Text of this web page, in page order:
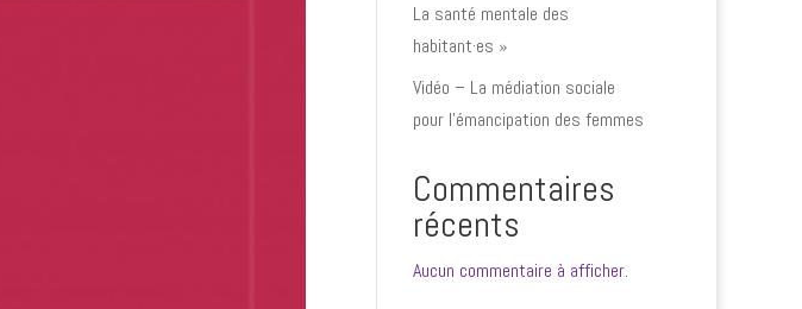
La santé mentale des
habitant·es »
Vidéo – La médiation sociale
pour l’émancipation des femmes
Commentaires
récents
Aucun commentaire à afficher.